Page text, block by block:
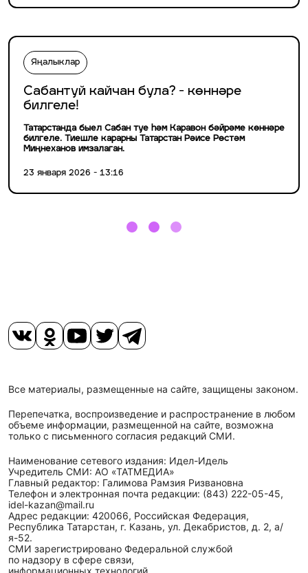
Яңалыклар
Сабантуй кайчан була? - көннәре
билгеле!
Татарстанда быел Сабан туе һәм Каравон бәйрәме көннәре
билгеле. Тиешле карарны Татарстан Рәисе Рөстәм
Миңнеханов имзалаган.
23 января 2026 - 13:16
Все материалы, размещенные на сайте, защищены законом.
Перепечатка, воспроизведение и распространение в любом
объеме информации, размещенной на сайте, возможна
только с письменного согласия редакций СМИ.
Наименование сетевого издания: Идел-Идель
Учредитель СМИ: АО «ТАТМЕДИА»
Главный редактор: Галимова Рамзия Ризвановна
Телефон и электронная почта редакции: (843) 222-05-45,
idel-kazan@mail.ru
Адрес редакции: 420066, Российская Федерация,
Республика Татарстан, г. Казань, ул. Декабристов, д. 2, а/
я-52.
СМИ зарегистрировано Федеральной службой
по надзору в сфере связи,